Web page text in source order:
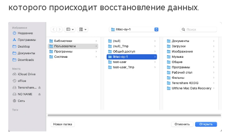
которого происходит восстановление данных.